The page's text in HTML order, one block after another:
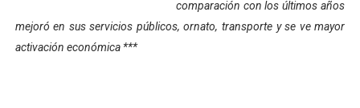
Inicia el plan vacacional Venezuela Renace en el
comparación con los últimos años
mejoró en sus servicios públicos, ornato, transporte y se ve mayor
activación económica ***